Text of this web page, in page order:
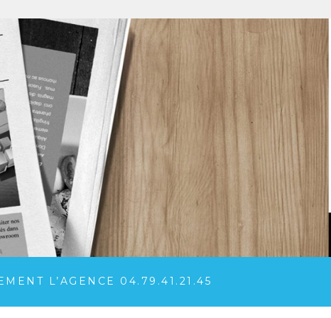
L’AGENCE 04.79.41.21.45